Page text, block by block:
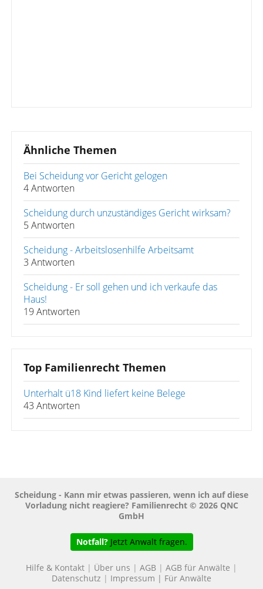
Ähnliche Themen
Bei Scheidung vor Gericht gelogen
4 Antworten
Scheidung durch unzuständiges Gericht wirksam?
5 Antworten
Scheidung - Arbeitslosenhilfe Arbeitsamt
3 Antworten
Scheidung - Er soll gehen und ich verkaufe das
Haus!
19 Antworten
Top Familienrecht Themen
Unterhalt ü18 Kind liefert keine Belege
43 Antworten
Scheidung - Kann mir etwas passieren, wenn ich auf diese
Vorladung nicht reagiere? Familienrecht © 2026 QNC
GmbH
Notfall? Jetzt Anwalt fragen.
Hilfe & Kontakt | Über uns | AGB | AGB für Anwälte |
Datenschutz | Impressum | Für Anwälte